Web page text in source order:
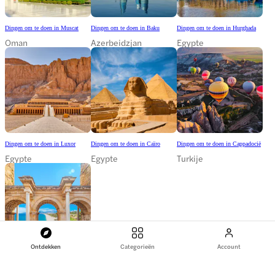
Ontdekken Categorieën Account
Dingen om te doen in Muscat
Oman
Dingen om te doen in Baku
Azerbeidzjan
Dingen om te doen in Hurghada
Egypte
Dingen om te doen in Luxor
Egypte
Dingen om te doen in Caïro
Egypte
Dingen om te doen in Cappadocië
Turkije